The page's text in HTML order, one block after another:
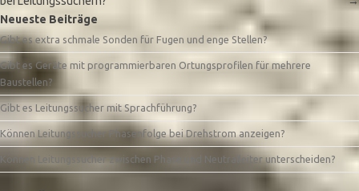
Neueste Beiträge
Gibt es extra schmale Sonden für Fugen und enge Stellen?
Gibt es Geräte mit programmierbaren Ortungsprofilen für mehrere
Baustellen?
Gibt es Leitungssucher mit Sprachführung?
Können Leitungssucher Phasenfolge bei Drehstrom anzeigen?
Können Leitungssucher zwischen Phase und Neutralleiter unterscheiden?